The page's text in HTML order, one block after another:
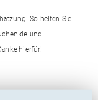
So helfen Sie
und
hierfür!